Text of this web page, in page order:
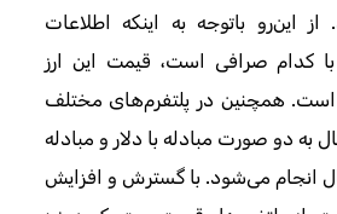
این‌رو باتوجه به اینکه اطلاعات
کدام صرافی است، قیمت این ارز
است. همچنین در پلتفرم‌های مختلف
به دو صورت مبادله با دلار و مبادله
انجام می‌شود. با گسترش و افزایش